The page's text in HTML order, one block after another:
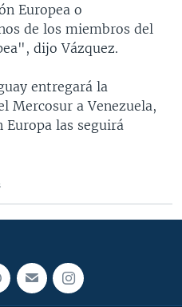
Europea o
de los miembros del
dijo Vázquez.
entregará la
Mercosur a Venezuela,
Europa las seguirá